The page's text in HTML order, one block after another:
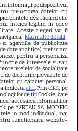
29 iulie
capitol. Este
care îți poate
vieții
informații pe dispozitivul
prelucrarea datelor cu
dvs. făcând clic
interes legitim în orice
Aceste alegeri vor fi
Mai multe detalii
si agentiile de publicitate
date analitice) prelucram
pentru a personaliza
de interesele si/sau
retelelor de socializare
de drepturile prevazute de
cu caracter personal.
indicataaici. Prin click pe
de tip Cookie, care
accesarea informatiilor
pe “VREAU SA MODIFIC
in mod individual, mai
functionarea website-